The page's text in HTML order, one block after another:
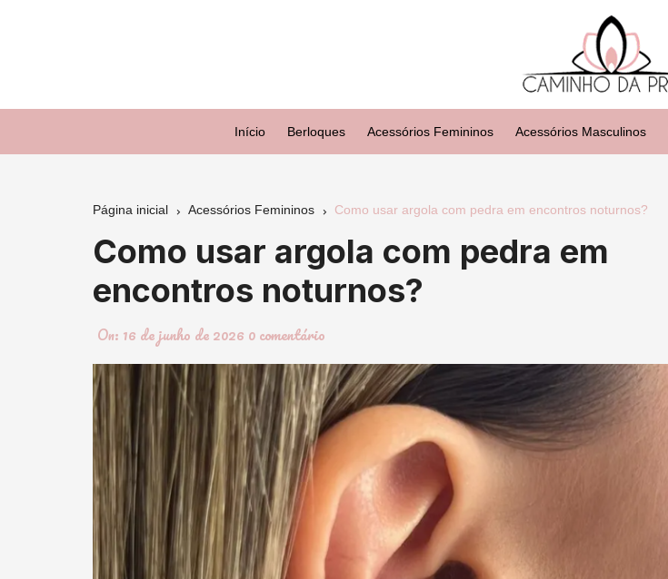
Início Berloques Acessórios Femininos Acessórios Masculinos
Página inicial Acessórios Femininos Como usar argola com pedra em encontros noturnos?
Como usar argola com pedra em
encontros noturnos?
On: 16 de junho de 2026 0 comentário